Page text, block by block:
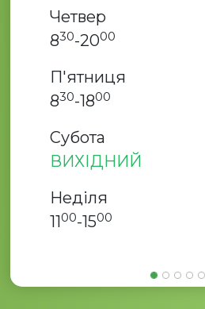
Четвер
830-2000
П'ятниця
830-1800
Субота
ВИХІДНИЙ
Неділя
1100-1500